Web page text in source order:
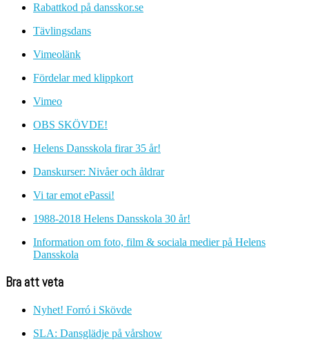
Rabattkod på dansskor.se
Tävlingsdans
Vimeolänk
Fördelar med klippkort
Vimeo
OBS SKÖVDE!
Helens Dansskola firar 35 år!
Danskurser: Nivåer och åldrar
Vi tar emot ePassi!
1988-2018 Helens Dansskola 30 år!
Information om foto, film & sociala medier på Helens
Dansskola
Bra att veta
Nyhet! Forró i Skövde
SLA: Dansglädje på vårshow